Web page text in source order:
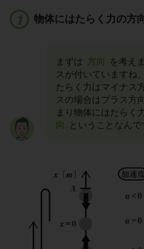
物体にはたらく力の方
まずは 方向
を考え
スが付いていますね
たらく力はマイナス
スの場合はプラス方
まり物体にはたらく
向
ということなんで